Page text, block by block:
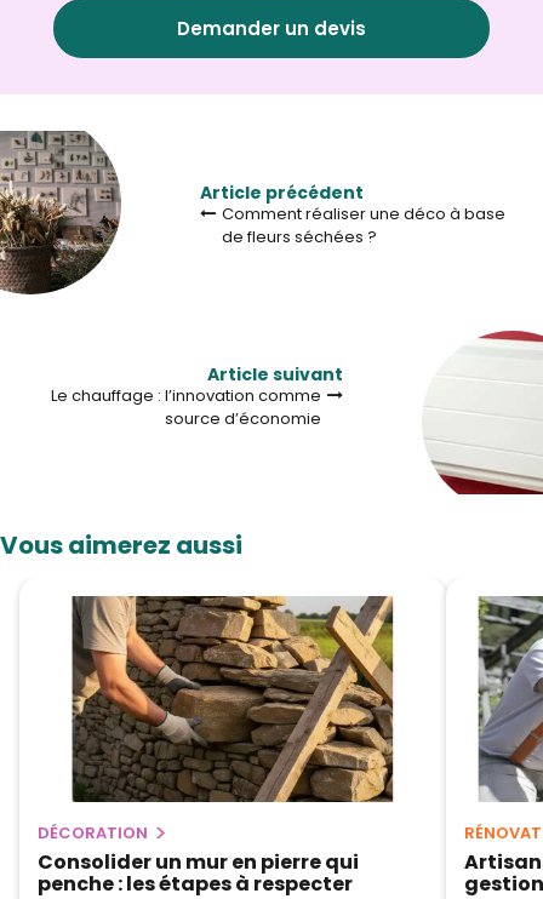
Demander un devis
Article précédent
Comment réaliser une déco à base
de fleurs séchées ?
Article suivant
Le chauffage : l’innovation comme
source d’économie
Vous aimerez aussi
DÉCORATION
Consolider un mur en pierre qui
penche : les étapes à respecter